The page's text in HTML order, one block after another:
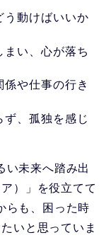
う動けばいいか
い、心が落ち
や仕事の行き
、孤独を感じ
い未来へ踏み出
）」を役立てて
らも、困った時
いと思っていま